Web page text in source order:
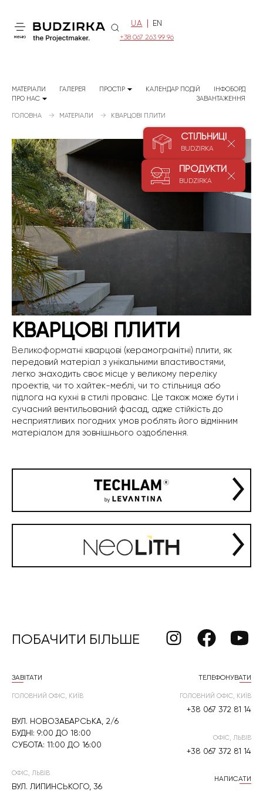
меню
UA EN
+38 067 263 99 96
МАТЕРІАЛИ ГАЛЕРЕЯ ПРОСТІР КАЛЕНДАР ПОДІЙ
ІНФОБОРД
ПРО НАС
ЗАВАНТАЖЕННЯ
ГОЛОВНА МАТЕРІАЛИ КВАРЦОВІ ПЛИТИ
КВАРЦОВІ ПЛИТИ
Великоформатні кварцові (керамогранітні) плити, як
передовий матеріал з унікальними властивостями,
легко знаходить своє міcце у великому переліку
проектів, чи то хайтек-меблі, чи то стільниця або
підлога на кухні в стилі прованс. Це також може бути і
сучасний вентильований фасад, адже стійкість до
несприятливих погодних умов роблять його відмінним
матеріалом для зовнішнього оздоблення.
ПОБАЧИТИ БІЛЬШЕ
ЗАВІТАТИ
ГОЛОВНИЙ ОФІС, КИЇВ
ВУЛ. НОВОЗАБАРСЬКА, 2/6
БУДНІ: 9:00 ДО 18:00
СУБОТА: 11:00 ДО 16:00
ОФІС, ЛЬВІВ
ВУЛ. ЛИПИНСЬКОГО, 36
ТЕЛЕФОНУВАТИ
ГОЛОВНИЙ ОФІС, КИЇВ
+38 067 372 81 14
ОФІС, ЛЬВІВ
+38 067 372 81 14
НАПИСАТИ
СТІЛЬНИЦІ
BUDZIRKA
ПРОДУКТИ
BUDZIRKA